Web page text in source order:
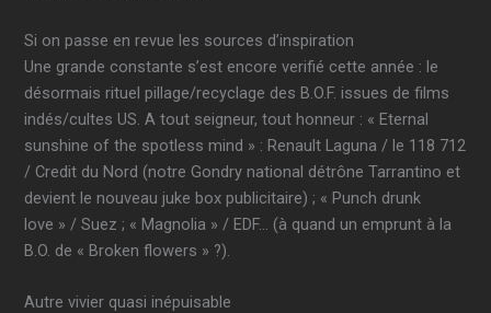
Si on passe en revue les sources d’inspiration
Une grande constante s’est encore verifié cette année : le
désormais rituel pillage/recyclage des B.O.F. issues de films
indés/cultes US. A tout seigneur, tout honneur : « Eternal
sunshine of the spotless mind » : Renault Laguna / le 118 712
/ Credit du Nord (notre Gondry national détrône Tarrantino et
devient le nouveau juke box publicitaire) ; « Punch drunk
love » / Suez ; « Magnolia » / EDF… (à quand un emprunt à la
B.O. de « Broken flowers » ?).
Autre vivier quasi inépuisable